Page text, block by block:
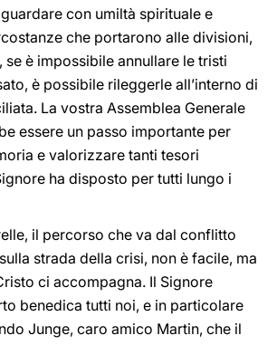
con umiltà spirituale e
che portarono alle divisioni,
se è impossibile annullare le tristi
è possibile rileggerle all’interno di
La vostra Assemblea Generale
essere un passo importante per
e valorizzare tanti tesori
ha disposto per tutti lungo i
il percorso che va dal conflitto
strada della crisi, non è facile, ma
ci accompagna. Il Signore
benedica tutti noi, e in particolare
Junge, caro amico Martin, che il